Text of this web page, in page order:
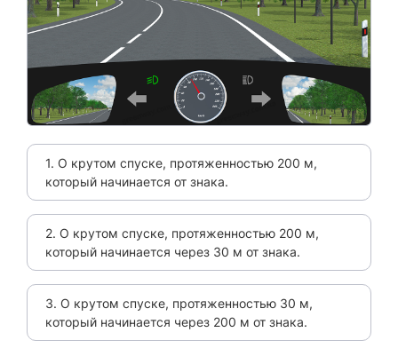
1. О крутом спуске, протяженностью 200 м,
который начинается от знака.
2. О крутом спуске, протяженностью 200 м,
который начинается через 30 м от знака.
3. О крутом спуске, протяженностью 30 м,
который начинается через 200 м от знака.